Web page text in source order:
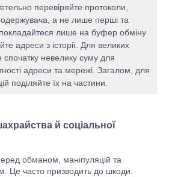
перевіряйте протоколи,
а не лише перші та
лише на буфер обміну
адреси з історії. Для великих
спочатку невелику суму для
адреси та мережі. Загалом, для
поділяйте їх на частини.
й соціальної
обманом, маніпуляцій та
Це часто призводить до шкоди.